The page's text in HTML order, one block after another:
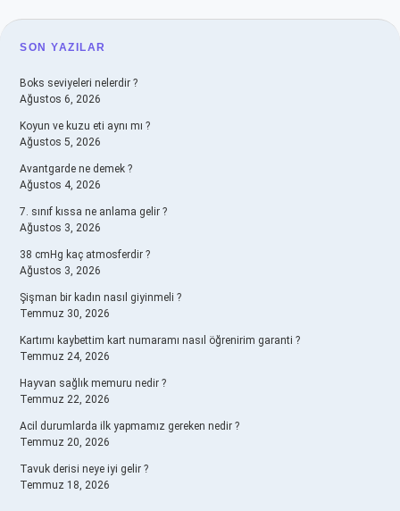
SIDEBAR
SON YAZILAR
Boks seviyeleri nelerdir ?
Ağustos 6, 2026
Koyun ve kuzu eti aynı mı ?
Ağustos 5, 2026
Avantgarde ne demek ?
Ağustos 4, 2026
7. sınıf kıssa ne anlama gelir ?
Ağustos 3, 2026
38 cmHg kaç atmosferdir ?
Ağustos 3, 2026
Şişman bir kadın nasıl giyinmeli ?
Temmuz 30, 2026
Kartımı kaybettim kart numaramı nasıl öğrenirim garanti ?
Temmuz 24, 2026
Hayvan sağlık memuru nedir ?
Temmuz 22, 2026
Acil durumlarda ilk yapmamız gereken nedir ?
Temmuz 20, 2026
Tavuk derisi neye iyi gelir ?
Temmuz 18, 2026